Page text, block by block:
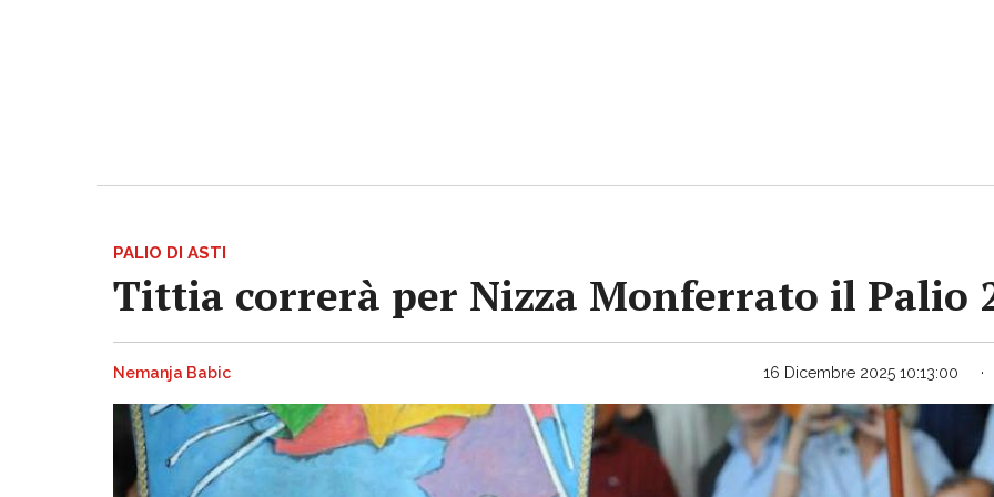
PALIO DI ASTI
Tittia correrà per Nizza Monferrato il Palio
Nemanja Babic 16 Dicembre 2025 10:13:00